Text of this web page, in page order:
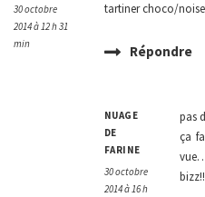
30 octobre
2014 à 12 h 31
min
tartiner choco/
Répondre
NUAGE
DE
FARINE
30 octobre
2014 à 16 h
pas
ça
bizz!!